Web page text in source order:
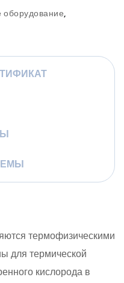
оборудование,
термофизическими
для термической
кислорода в